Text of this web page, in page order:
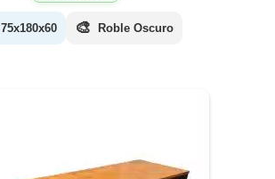
75x180x60 🎨 Roble Oscuro